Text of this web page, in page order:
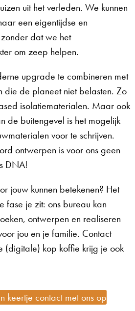
uit het verleden. We kunnen
een eigentijdse en
dat we het
om zeep helpen.
upgrade te combineren met
die de planeet niet belasten. Zo
isolatiematerialen. Maar ook
de buitengevel is het mogelijk
voor te schrijven.
ontwerpen is voor ons geen
DNA!
jouw kunnen betekenen? Het
fase je zit: ons bureau kan
ontwerpen en realiseren
jou en je familie. Contact
(digitale) kop koffie krijg je ook
keertje contact met ons op